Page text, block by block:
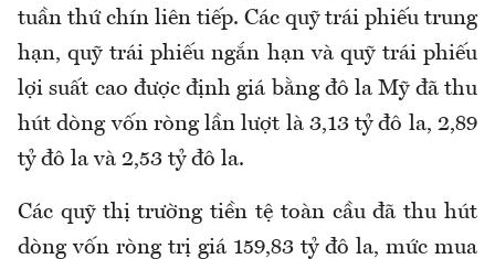
tuần thứ chín liên tiếp. Các quỹ trái phiếu trung
hạn, quỹ trái phiếu ngắn hạn và quỹ trái phiếu
lợi suất cao được định giá bằng đô la Mỹ đã thu
hút dòng vốn ròng lần lượt là 3,13 tỷ đô la, 2,89
tỷ đô la và 2,53 tỷ đô la.
Các quỹ thị trường tiền tệ toàn cầu đã thu hút
dòng vốn ròng trị giá 159,83 tỷ đô la, mức mua